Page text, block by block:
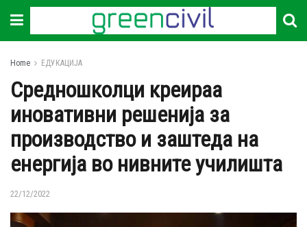
Home ЕДУКАЦИЈА
Средношколци креираа
иновативни решенија за
производство и заштеда на
енергија во нивните училишта
22/12/2022